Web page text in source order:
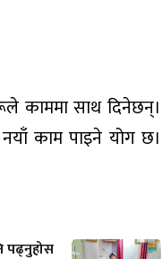
काममा साथ दिनेछन्।
काम पाइने योग छ।
पढ्नुहोस